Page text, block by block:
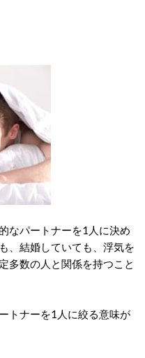
なパートナーを1人に決め
、結婚していても、浮気を
多数の人と関係を持つこと
トナーを1人に絞る意味が